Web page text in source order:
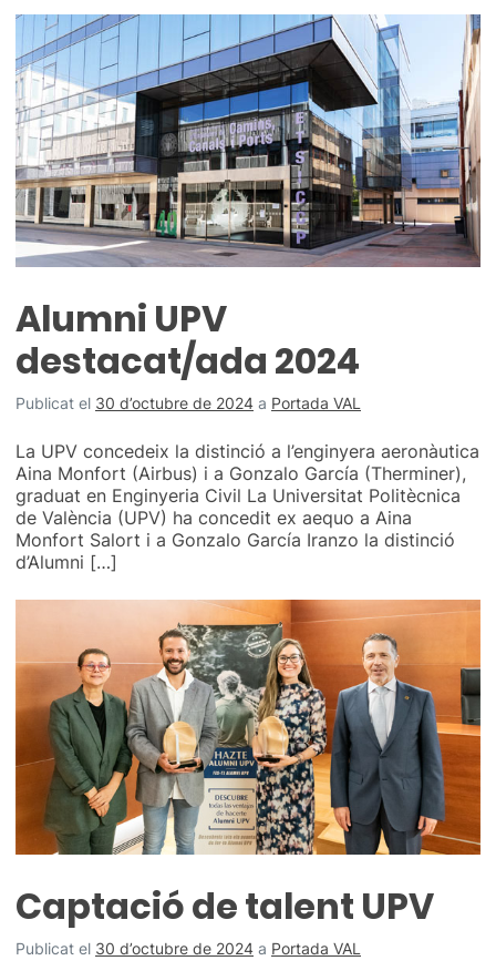
Alumni UPV
destacat/ada 2024
Publicat el 30 d’octubre de 2024 a Portada VAL
La UPV concedeix la distinció a l’enginyera aeronàutica
Aina Monfort (Airbus) i a Gonzalo García (Therminer),
graduat en Enginyeria Civil La Universitat Politècnica
de València (UPV) ha concedit ex aequo a Aina
Monfort Salort i a Gonzalo García Iranzo la distinció
d’Alumni […]
Captació de talent UPV
Publicat el 30 d’octubre de 2024 a Portada VAL